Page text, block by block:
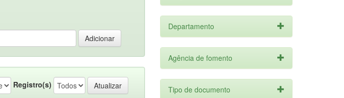
Registro(s)
Departamento
Agência de fomento
Tipo de documento